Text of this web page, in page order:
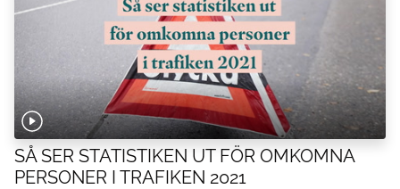
SÅ SER STATISTIKEN UT FÖR OMKOMNA
PERSONER I TRAFIKEN 2021